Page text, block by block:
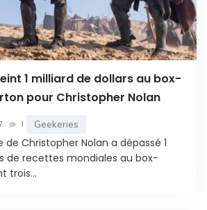
1 milliard de dollars au box-
pour Christopher Nolan
1 Geekeries
de Christopher Nolan a dépassé 1
de recettes mondiales au box-
trois...